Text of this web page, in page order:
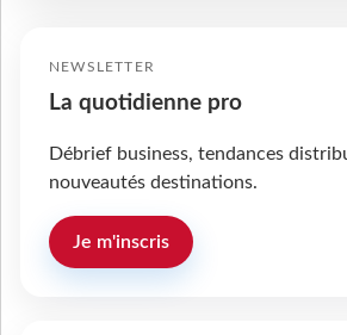
NEWSLETTER
La quotidienne pro
Débrief business, tendances
nouveautés destinations.
Je m'inscris